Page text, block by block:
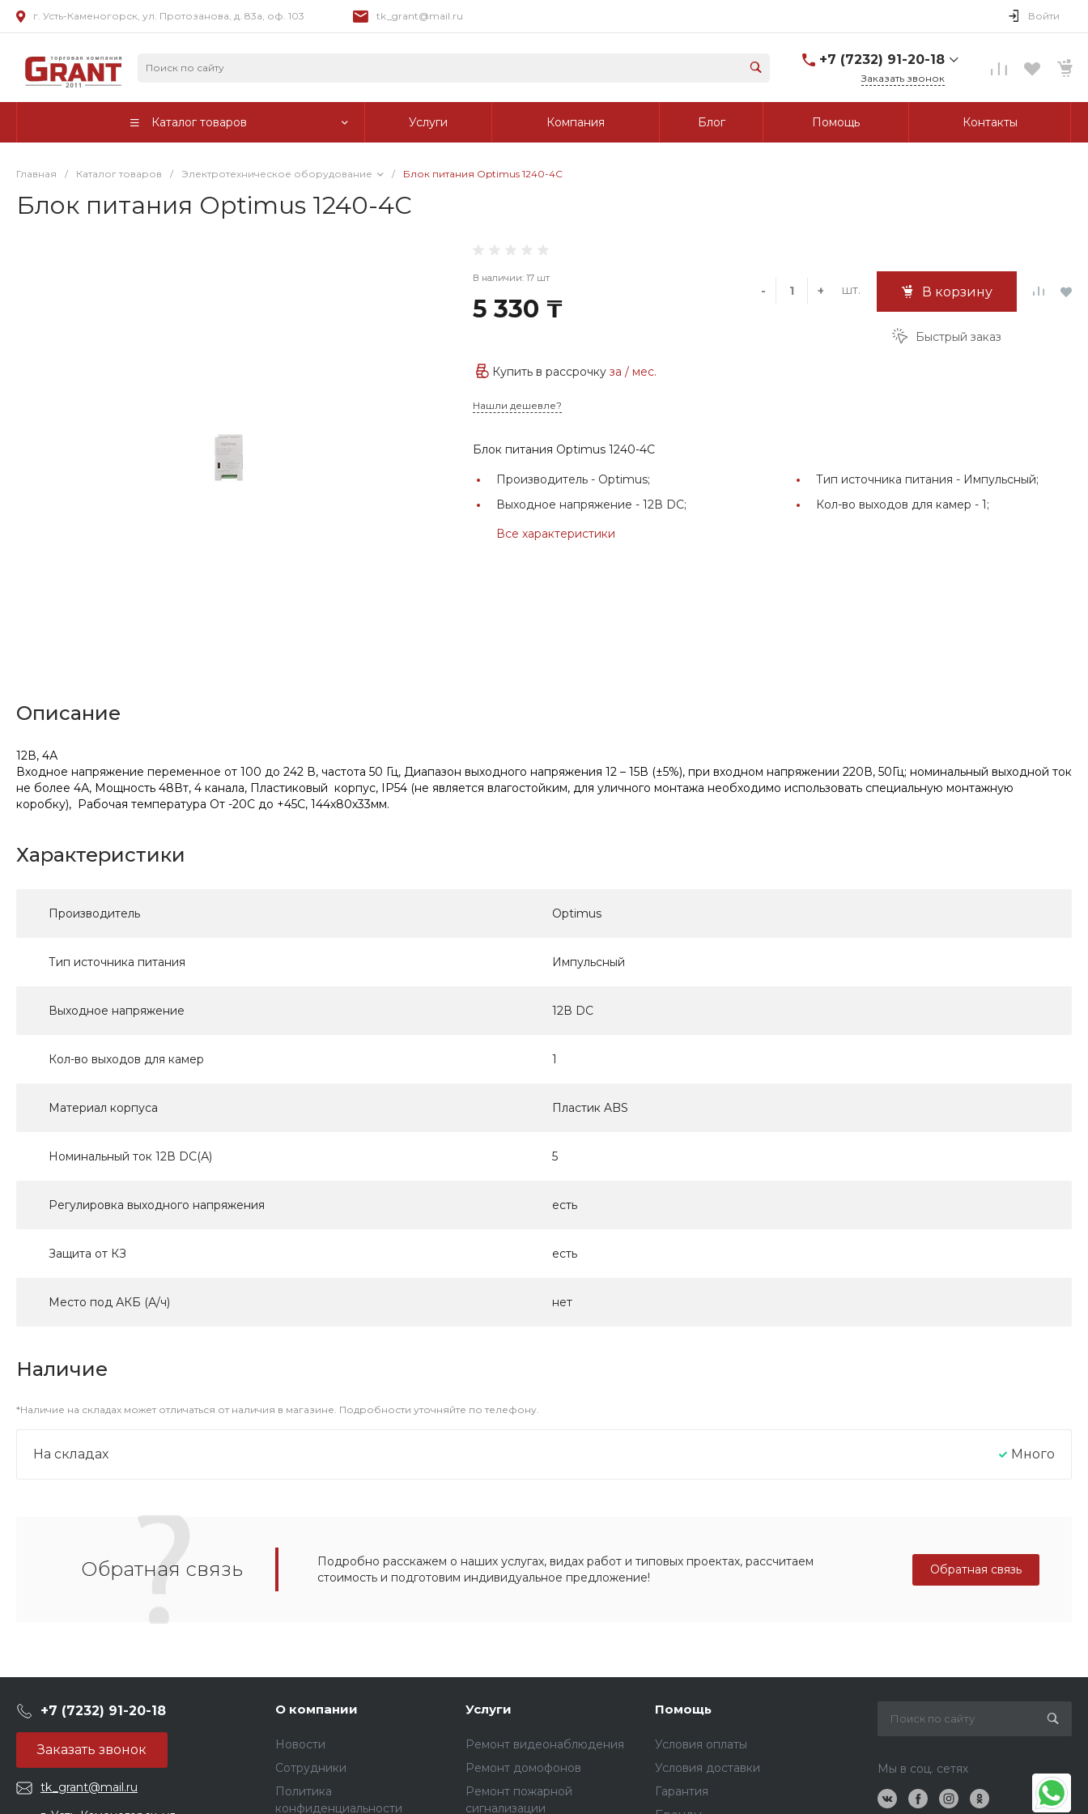
г. Усть-Каменогорск, ул. Протозанова, д. 83а, оф. 103 tk_grant@mail.ru Войти
+7 (7232) 91-20-18
г. Усть-Каменогорск, ул.
Заказать звонок
Каталог товаров Услуги Компания Блог Помощь Контакты
Главная / Каталог товаров / Электротехническое оборудование / Блок питания Optimus 1240-4С
Блок питания Optimus 1240-4С
В наличии: 17 шт
5 330 ₸
- + шт. В корзину
Быстрый заказ
Купить в рассрочкуза/ мес.
Нашли дешевле?
Блок питания Optimus 1240-4С
Производитель - Optimus; Тип источника питания - Импульсный;
Выходное напряжение -12В DC; Кол-во выходов для камер -1;
Все характеристики
Описание
12В, 4А
Входное напряжение переменное от 100 до 242 В, частота 50 Гц, Диапазон выходного напряжения 12 – 15В (±5%), при входном напряжении 220В, 50Гц; номинальный выходной ток
не более 4А, Мощность 48Вт, 4 канала, Пластиковый корпус, IP54 (не является влагостойким, для уличного монтажа необходимо использовать специальную монтажную
коробку), Рабочая температура От -20С до +45С, 144х80х33мм.
Характеристики
Производитель Optimus
Тип источника питания Импульсный
Выходное напряжение 12В DC
Кол-во выходов для камер 1
Материал корпуса Пластик ABS
Номинальный ток 12В DC(А) 5
Регулировка выходного напряжения есть
Защита от КЗ есть
Место под АКБ (А/ч) нет
Наличие
*Наличие на складах может отличаться от наличия в магазине. Подробности уточняйте по телефону.
На складах Много
Обратная связь
Подробно расскажем о наших услугах, видах работ и типовых проектах, рассчитаем
стоимость и подготовим индивидуальное предложение!
Обратная связь
+7 (7232) 91-20-18
Заказать звонок
tk_grant@mail.ru
О компании
Новости
Сотрудники
Политика
конфиденциальности
Услуги
Ремонт видеонаблюдения
Ремонт домофонов
Ремонт пожарной
сигнализации
Помощь
Условия оплаты
Условия доставки
Гарантия
Мы в соц. сетях